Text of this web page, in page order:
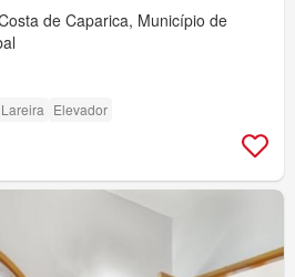
de Caparica, Município de
Lareira Elevador